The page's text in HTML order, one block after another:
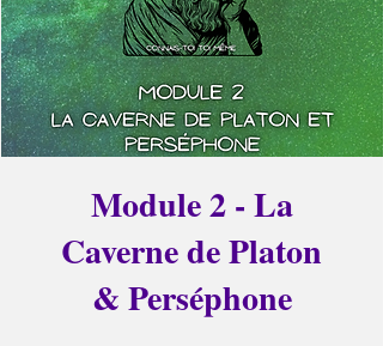
Module 2 - La
Caverne de Platon
& Perséphone